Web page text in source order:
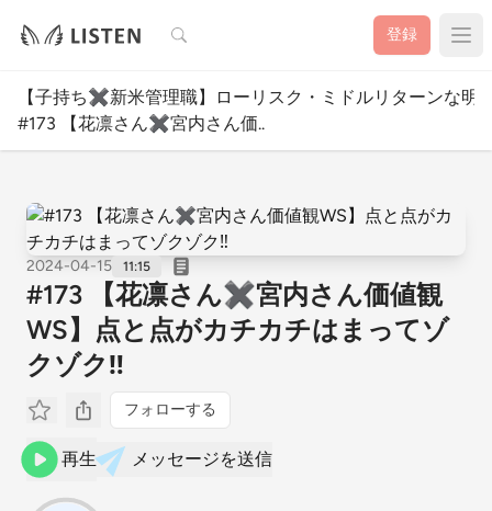
検索 登録
【子持ち✖️新米管理職】ローリスク・ミドルリターンな明
#173 【花凛さん✖️宮内さん価..
2024-04-15 11:15
#173 【花凛さん✖️宮内さん価値観
WS】点と点がカチカチはまってゾ
クゾク‼︎
フォローする
再生 メッセージを送信